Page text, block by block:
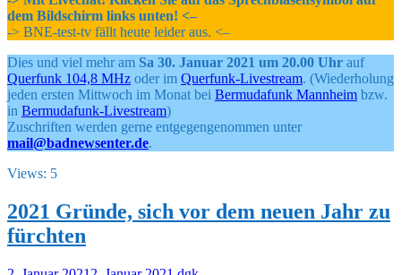
dem Bildschirm links unten! <–
-> BNE-test-tv fällt heute leider aus. <–
Dies und viel mehr am Sa 30. Januar 2021 um 20.00 Uhr auf
Querfunk 104,8 MHz oder im Querfunk-Livestream. (Wiederholung
jeden ersten Mittwoch im Monat bei Bermudafunk Mannheim bzw.
in Bermudafunk-Livestream)
Zuschriften werden gerne entgegengenommen unter
mail@badnewsenter.de.
Views: 5
2021 Gründe, sich vor dem neuen Jahr zu
fürchten